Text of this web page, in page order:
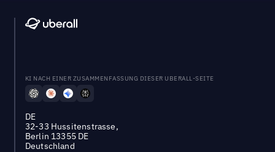
KI NACH EINER ZUSAMMENFASSUNG DIESER UBERALL-SEITE
DE
32-33 Hussitenstrasse,
Berlin 13355 DE
Deutschland